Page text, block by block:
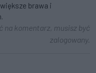
brawa i
na komentarz, musisz być
zalogowany.